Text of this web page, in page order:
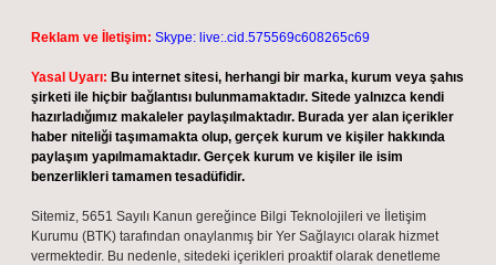
Reklam ve İletişim: Skype: live:.cid.575569c608265c69
Yasal Uyarı: Bu internet sitesi, herhangi bir marka, kurum veya şahıs
şirketi ile hiçbir bağlantısı bulunmamaktadır. Sitede yalnızca kendi
hazırladığımız makaleler paylaşılmaktadır. Burada yer alan içerikler
haber niteliği taşımamakta olup, gerçek kurum ve kişiler hakkında
paylaşım yapılmamaktadır. Gerçek kurum ve kişiler ile isim
benzerlikleri tamamen tesadüfidir.
Sitemiz, 5651 Sayılı Kanun gereğince Bilgi Teknolojileri ve İletişim
Kurumu (BTK) tarafından onaylanmış bir Yer Sağlayıcı olarak hizmet
vermektedir. Bu nedenle, sitedeki içerikleri proaktif olarak denetleme